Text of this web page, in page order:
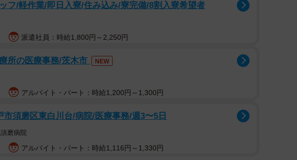
ものいいねがつきました。
つもより黄色い！って父が会社休んで大慌てで病院へ連れて行った
くしすぎて、何かおもちゃとか食べた？！口の中に何か入ってる
！ってよくあります。（何も入ってない）」
でべそでした。（今は治った）」
んなに｢お腹出すぎじゃない...？｣と言われ、検診でも先生が一瞬「お
フ/軽作業/即日入寮/住み込み/寮完備/8割入寮希望者
派遣社員：時給1,800円～2,250円
所の医療事務/茨木市 NEW
アルバイト・パート：時給1,200円～1,300円
市須磨区東白川台/病院/医療事務/週3〜5日
磨病院
アルバイト・パート：時給1,116円～1,330円